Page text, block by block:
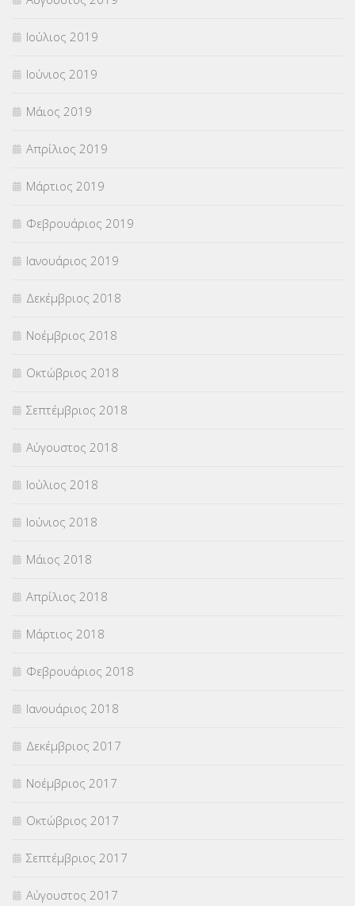
Ιούλιος 2019
Ιούνιος 2019
Μάιος 2019
Απρίλιος 2019
Μάρτιος 2019
Φεβρουάριος 2019
Ιανουάριος 2019
Δεκέμβριος 2018
Νοέμβριος 2018
Οκτώβριος 2018
Σεπτέμβριος 2018
Αύγουστος 2018
Ιούλιος 2018
Ιούνιος 2018
Μάιος 2018
Απρίλιος 2018
Μάρτιος 2018
Φεβρουάριος 2018
Ιανουάριος 2018
Δεκέμβριος 2017
Νοέμβριος 2017
Οκτώβριος 2017
Σεπτέμβριος 2017
Αύγουστος 2017